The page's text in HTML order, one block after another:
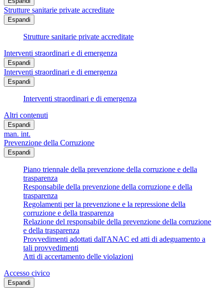
Strutture sanitarie private accreditate
Espandi
Strutture sanitarie private accreditate
Interventi straordinari e di emergenza
Espandi
Interventi straordinari e di emergenza
Espandi
Interventi straordinari e di emergenza
Altri contenuti
Espandi
man. int.
Prevenzione della Corruzione
Espandi
Piano triennale della prevenzione della corruzione e della
trasparenza
Responsabile della prevenzione della corruzione e della
trasparenza
Regolamenti per la prevenzione e la repressione della
corruzione e della trasparenza
Relazione del responsabile della prevenzione della corruzione
e della trasparenza
Provvedimenti adottati dall'ANAC ed atti di adeguamento a
tali provvedimenti
Atti di accertamento delle violazioni
Accesso civico
Espandi